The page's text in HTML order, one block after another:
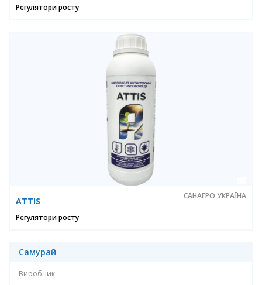
Регулятори росту
ATTIS САНАГРО УКРАЇНА
Регулятори росту
Самурай
—